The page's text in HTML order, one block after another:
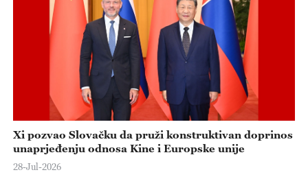
o
Xi pozvao Slovačku da pruži konstruktivan doprinos
unaprjeđenju odnosa Kine i Europske unije
28-Jul-2026